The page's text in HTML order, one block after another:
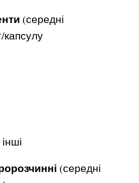
(середні
капсулу
(середні